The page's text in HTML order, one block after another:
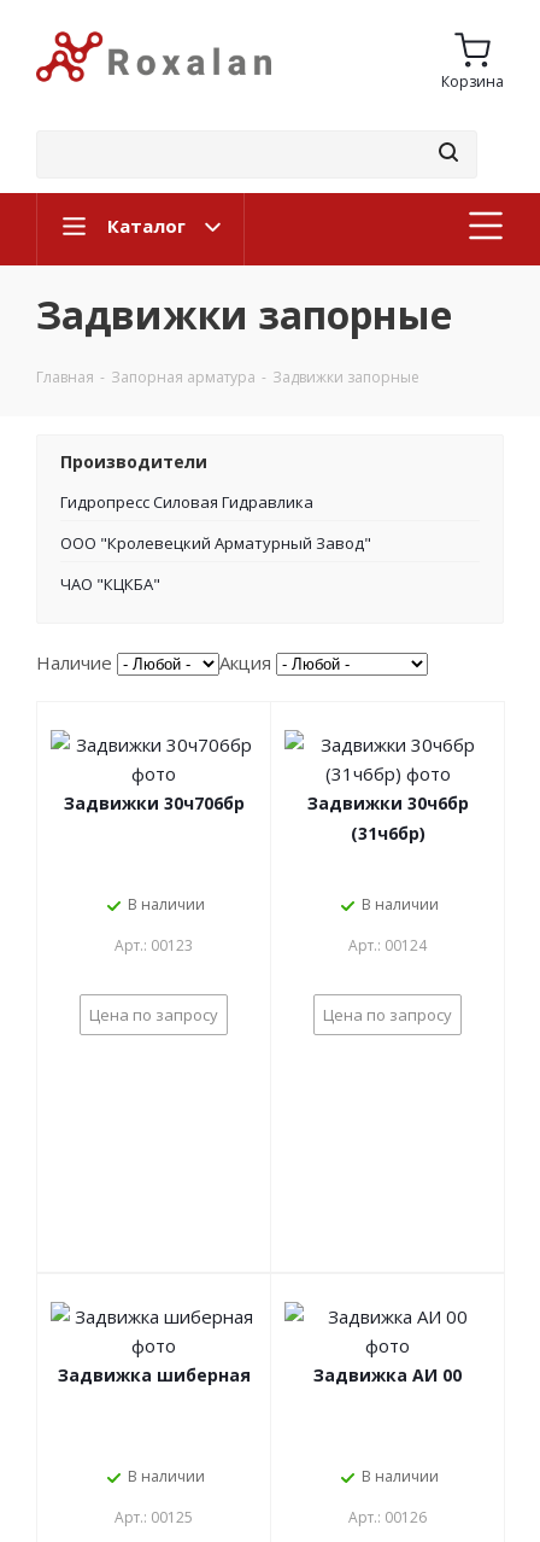
Корзина
Каталог
Задвижки запорные
Главная - Запорная арматура - Задвижки запорные
Производители
Гидропресс Силовая Гидравлика
ООО "Кролевецкий Арматурный Завод"
ЧАО "КЦКБА"
Наличие Акция
Задвижки 30ч706бр
В наличии
Арт.: 00123
Цена по запросу
Задвижки 30ч6бр
(31ч6бр)
В наличии
Арт.: 00124
Цена по запросу
Задвижка шиберная
В наличии
Арт.: 00125
Задвижка АИ 00
В наличии
Арт.: 00126